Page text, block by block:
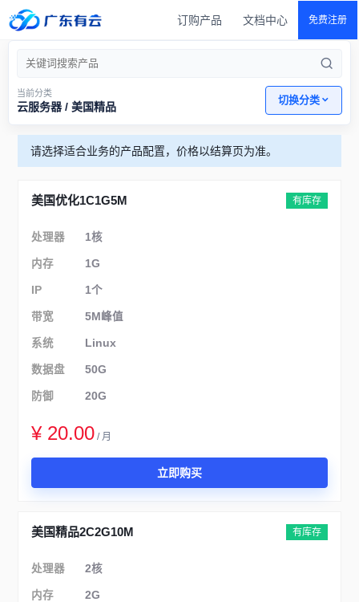
订购产品 文档中心 免费注册
当前分类
云服务器 / 美国精品
切换分类
请选择适合业务的产品配置，价格以结算页为准。
美国优化1C1G5M 有库存
处理器 1核
内存 1G
IP 1个
带宽 5M峰值
系统 Linux
数据盘 50G
防御 20G
¥ 20.00 / 月
立即购买
美国精品2C2G10M 有库存
处理器 2核
内存 2G